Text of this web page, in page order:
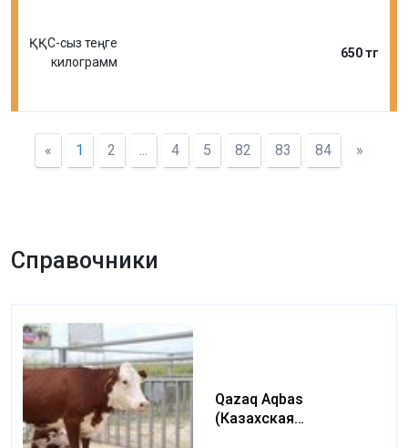
ҚҚС-сыз теңге
килограмм
650 тг
« 1 2 ... 4 5 82 83 84 »
Справочники
Qazaq Aqbas
(Казахская